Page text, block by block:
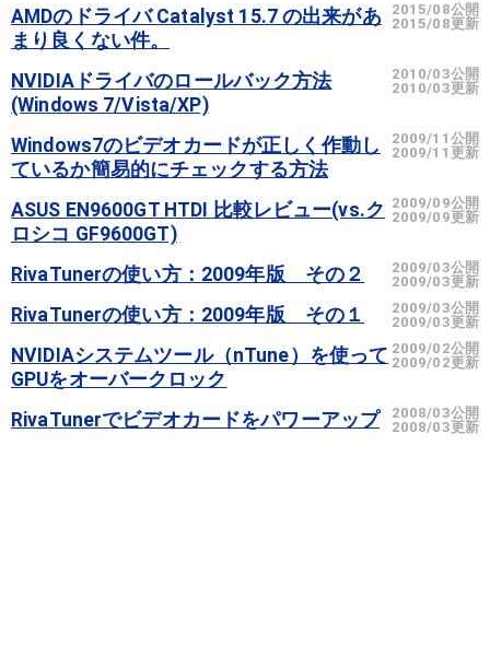
2015/08公開
2015/08更新
AMDのドライバ Catalyst 15.7 の出来があ
まり良くない件。
2010/03公開
2010/03更新
NVIDIAドライバのロールバック方法
(Windows 7/Vista/XP)
2009/11公開
2009/11更新
Windows7のビデオカードが正しく作動し
ているか簡易的にチェックする方法
2009/09公開
2009/09更新
ASUS EN9600GT HTDI 比較レビュー(vs.ク
ロシコ GF9600GT)
2009/03公開
2009/03更新
RivaTunerの使い方：2009年版 その２
2009/03公開
2009/03更新
RivaTunerの使い方：2009年版 その１
2009/02公開
2009/02更新
NVIDIAシステムツール（nTune）を使って
GPUをオーバークロック
2008/03公開
2008/03更新
RivaTunerでビデオカードをパワーアップ